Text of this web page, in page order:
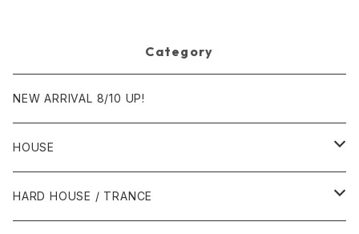
Category
NEW ARRIVAL 8/10 UP!
HOUSE
1980年代
HARD HOUSE / TRANCE